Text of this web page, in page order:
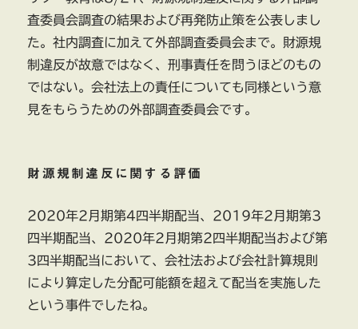
査委員会調査の結果および再発防止策を公表しまし
た。社内調査に加えて外部調査委員会まで。財源規
制違反が故意ではなく、刑事責任を問うほどのもの
ではない。会社法上の責任についても同様という意
見をもらうための外部調査委員会です。
財源規制違反に関する評価
2020年2月期第4四半期配当、2019年2月期第3
四半期配当、2020年2月期第2四半期配当および第
3四半期配当において、会社法および会社計算規則
により算定した分配可能額を超えて配当を実施した
という事件でしたね。